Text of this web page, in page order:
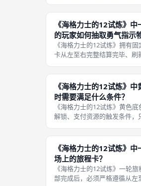
试炼进度展开，和赫拉背叛
立，结算阶段实时核对进度数
《海格力士的12试炼》
的玩家如何抽取勇气指示
《海格力士的12试炼》拥有
卡从左至右完整结算完毕、刷
淘汰、跳过抽取的规则，未
玩家，遵循和背叛者完全一致
《海格力士的12试炼》
时需要满足什么条件？
《海格力士的12试炼》黄色
解锁、支付资源的触发条件，
需要玩家消耗勇气指示物、
角色身份限制，是背叛阵营无
《海格力士的12试炼》
场上的旅程卡？
《海格力士的12试炼》一轮
部完成后，必须严格遵循从左